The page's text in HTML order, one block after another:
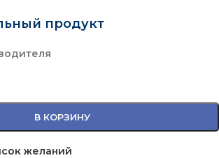
продукт
В КОРЗИНУ
желаний